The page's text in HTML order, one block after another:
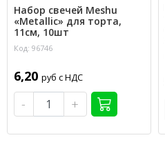
Набор свечей Meshu
«Metallic» для торта,
11см, 10шт
Код: 96746
6,20 руб с НДС
- +